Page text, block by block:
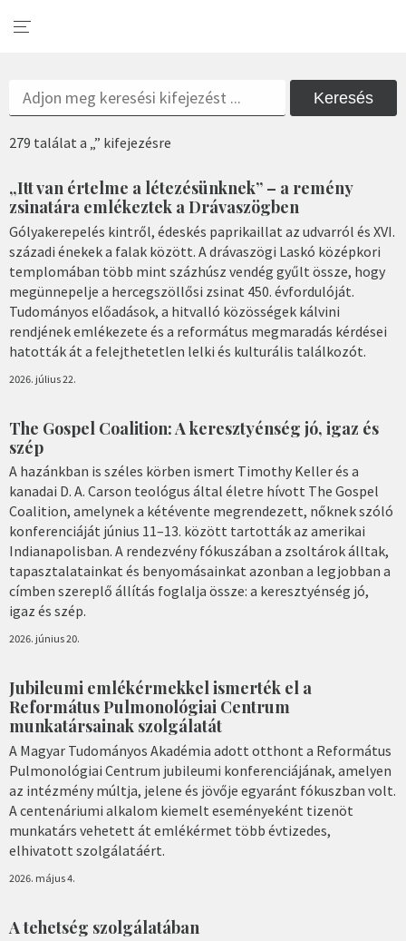
Keresés
279 találat a „” kifejezésre
„Itt van értelme a létezésünknek” – a remény
zsinatára emlékeztek a Drávaszögben
Gólyakerepelés kintről, édeskés paprikaillat az udvarról és XVI.
századi énekek a falak között. A drávaszögi Laskó középkori
templomában több mint százhúsz vendég gyűlt össze, hogy
megünnepelje a hercegszöllősi zsinat 450. évfordulóját.
Tudományos előadások, a hitvalló közösségek kálvini
rendjének emlékezete és a református megmaradás kérdései
hatották át a felejthetetlen lelki és kulturális találkozót.
2026. július 22.
The Gospel Coalition: A keresztyénség jó, igaz és
szép
A hazánkban is széles körben ismert Timothy Keller és a
kanadai D. A. Carson teológus által életre hívott The Gospel
Coalition, amelynek a kétévente megrendezett, nőknek szóló
konferenciáját június 11–13. között tartották az amerikai
Indianapolisban. A rendezvény fókuszában a zsoltárok álltak,
tapasztalatainkat és benyomásainkat azonban a legjobban a
címben szereplő állítás foglalja össze: a keresztyénség jó,
igaz és szép.
2026. június 20.
Jubileumi emlékérmekkel ismerték el a
Református Pulmonológiai Centrum
munkatársainak szolgálatát
A Magyar Tudományos Akadémia adott otthont a Református
Pulmonológiai Centrum jubileumi konferenciájának, amelyen
az intézmény múltja, jelene és jövője egyaránt fókuszban volt.
A centenáriumi alkalom kiemelt eseményeként tizenöt
munkatárs vehetett át emlékérmet több évtizedes,
elhivatott szolgálatáért.
2026. május 4.
A tehetség szolgálatában